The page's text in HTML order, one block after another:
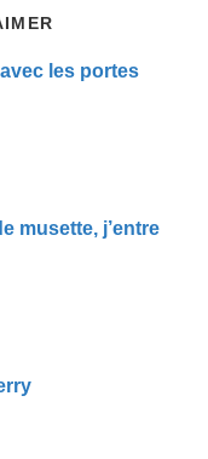
les portes
musette, j’entre